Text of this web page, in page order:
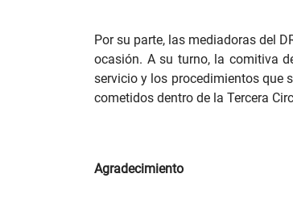
Por su parte, las mediadoras del
ocasión. A su turno, la comitiva
servicio y los procedimientos que
cometidos dentro de la Tercera
Agradecimiento